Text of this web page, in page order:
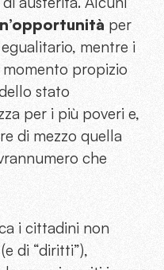
per
mentre i
momento propizio
stato
per i più poveri e,
di mezzo quella
che
i cittadini non
di “diritti”),